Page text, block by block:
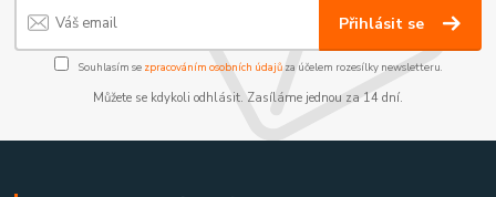
Přihlásit se
Souhlasím se zpracováním osobních údajůza účelem rozesílky newsletteru.
Můžete se kdykoli odhlásit. Zasíláme jednou za 14 dní.